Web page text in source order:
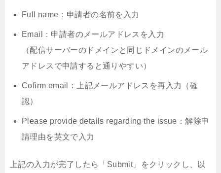
Full name：申請者の名前を入力
Email：申請者のメールアドレスを入力
（配信サーバーのドメインと同じドメインのメール
アドレスで申請すると通りやすい）
Cofirm email：上記メールアドレスを再入力（確
認）
Please provide details regarding the issue：解除申
請理由を英文で入力
上記の入力が完了したら「Submit」をクリックし、以